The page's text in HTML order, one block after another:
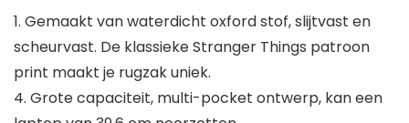
1. Gemaakt van waterdicht oxford stof, slijtvast en
scheurvast. De klassieke Stranger Things patroon
print maakt je rugzak uniek.
4. Grote capaciteit, multi-pocket ontwerp, kan een